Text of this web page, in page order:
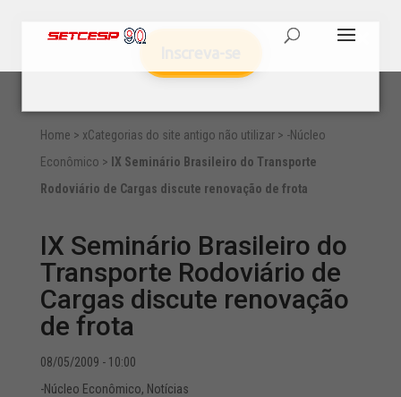
Home > xCategorias do site antigo não utilizar> -Núcleo
Econômico > IX Seminário Brasileiro do Transporte
Rodoviário de Cargas discute renovação de frota
IX Seminário Brasileiro do
Transporte Rodoviário de
Cargas discute renovação
de frota
08/05/2009 - 10:00
-Núcleo Econômico, Notícias